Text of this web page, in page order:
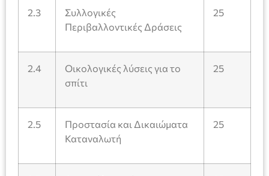
2.3
Συλλογικές
Περιβαλλοντικές Δράσεις
25
2.4
Οικολογικές λύσεις για το
σπίτι
25
2.5
Προστασία και Δικαιώματα
Καταναλωτή
25